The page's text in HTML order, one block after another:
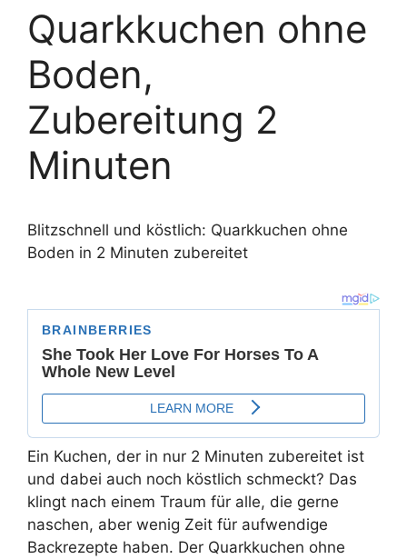
Quarkkuchen ohne
Boden,
Zubereitung 2
Minuten
Blitzschnell und köstlich: Quarkkuchen ohne
Boden in 2 Minuten zubereitet
Ein Kuchen, der in nur 2 Minuten zubereitet ist
und dabei auch noch köstlich schmeckt? Das
klingt nach einem Traum für alle, die gerne
naschen, aber wenig Zeit für aufwendige
Backrezepte haben. Der Quarkkuchen ohne